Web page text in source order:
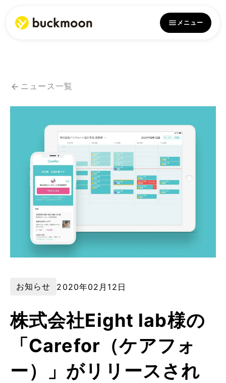
メニュー
ニュース一覧
お知らせ 2020年02月12日
株式会社Eight lab様の
「Carefor（ケアフォ
ー）」がリリースされ